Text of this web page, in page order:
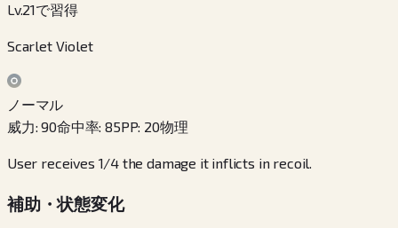
Lv.21で習得
Scarlet Violet
ノーマル
威力:90命中率:85PP: 20物理
User receives 1/4 the damage it inflicts in recoil.
補助・状態変化